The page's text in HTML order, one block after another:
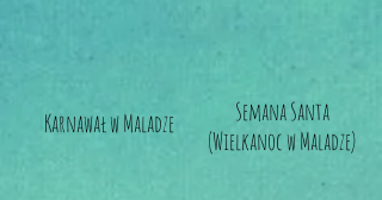
Semana Santa
(Wielkanoc w Maladze)
Karnawał w Maladze